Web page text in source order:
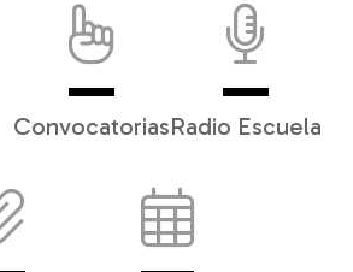
ConvocatoriasRadio Escuela